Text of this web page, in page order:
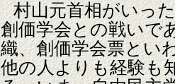
村山元首相がいっ
創価学会との戦いで
織、創価学会票とい
他の人よりも経験も